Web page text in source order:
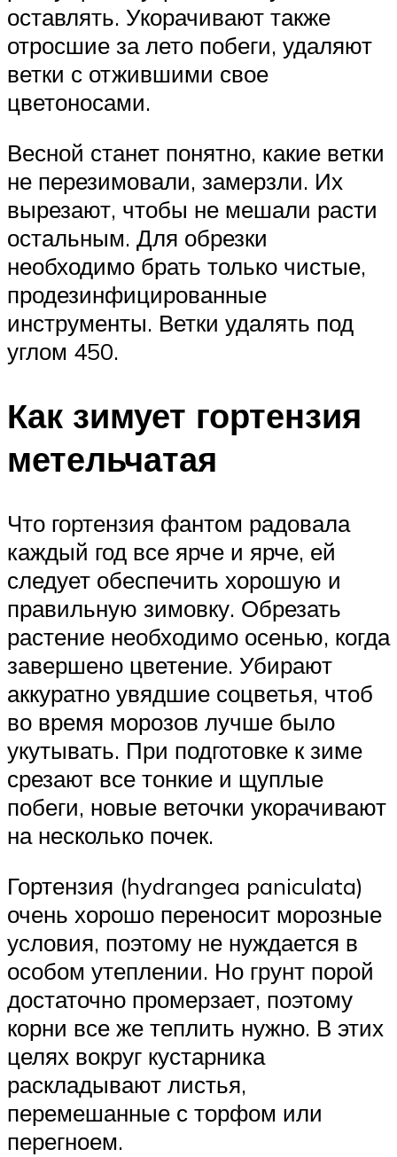
оставлять. Укорачивают также
отросшие за лето побеги, удаляют
ветки с отжившими свое
цветоносами.
Весной станет понятно, какие ветки
не перезимовали, замерзли. Их
вырезают, чтобы не мешали расти
остальным. Для обрезки
необходимо брать только чистые,
продезинфицированные
инструменты. Ветки удалять под
углом 450.
Как зимует гортензия
метельчатая
Что гортензия фантом радовала
каждый год все ярче и ярче, ей
следует обеспечить хорошую и
правильную зимовку. Обрезать
растение необходимо осенью, когда
завершено цветение. Убирают
аккуратно увядшие соцветья, чтоб
во время морозов лучше было
укутывать. При подготовке к зиме
срезают все тонкие и щуплые
побеги, новые веточки укорачивают
на несколько почек.
Гортензия (hydrangea paniculata)
очень хорошо переносит морозные
условия, поэтому не нуждается в
особом утеплении. Но грунт порой
достаточно промерзает, поэтому
корни все же теплить нужно. В этих
целях вокруг кустарника
раскладывают листья,
перемешанные с торфом или
перегноем.